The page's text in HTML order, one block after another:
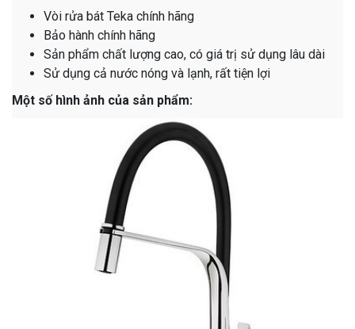
Vòi rửa bát Teka chính hãng
Bảo hành chính hãng
Sản phẩm chất lượng cao, có giá trị sử dụng lâu dài
Sử dụng cả nước nóng và lạnh, rất tiện lợi
Một số hình ảnh của sản phẩm: